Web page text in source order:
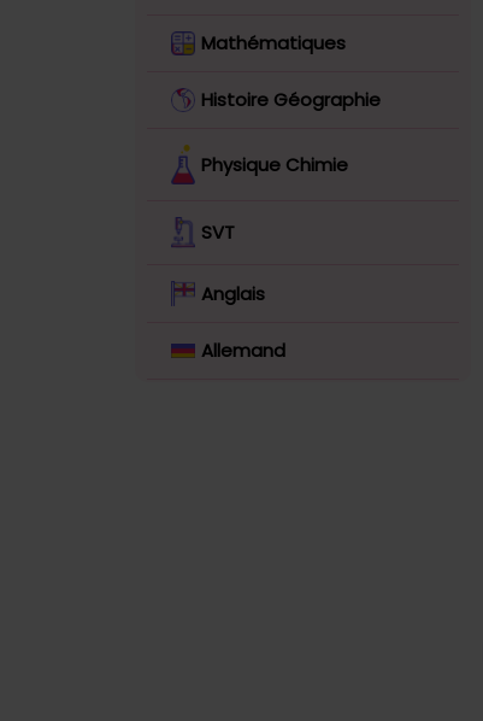
Mathématiques
Histoire Géographie
Physique Chimie
SVT
Anglais
Allemand